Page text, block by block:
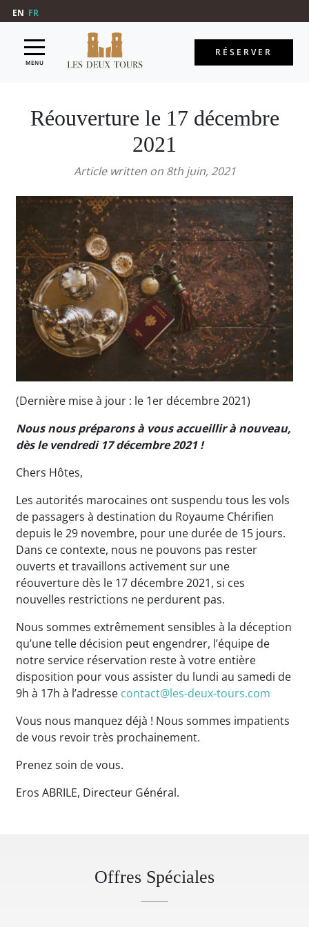
EN FR
MENU
RÉSERVER
Réouverture le 17 décembre
2021
Article written on 8th juin, 2021
(Dernière mise à jour : le 1er décembre 2021)
Nous nous préparons à vous accueillir à nouveau,
dès le vendredi 17 décembre 2021 !
Chers Hôtes,
Les autorités marocaines ont suspendu tous les vols
de passagers à destination du Royaume Chérifien
depuis le 29 novembre, pour une durée de 15 jours.
Dans ce contexte, nous ne pouvons pas rester
ouverts et travaillons activement sur une
réouverture dès le 17 décembre 2021, si ces
nouvelles restrictions ne perdurent pas.
Nous sommes extrêmement sensibles à la déception
qu’une telle décision peut engendrer, l’équipe de
notre service réservation reste à votre entière
disposition pour vous assister du lundi au samedi de
9h à 17h à l’adresse contact@les-deux-tours.com
Vous nous manquez déjà ! Nous sommes impatients
de vous revoir très prochainement.
Prenez soin de vous.
Eros ABRILE, Directeur Général.
Offres Spéciales